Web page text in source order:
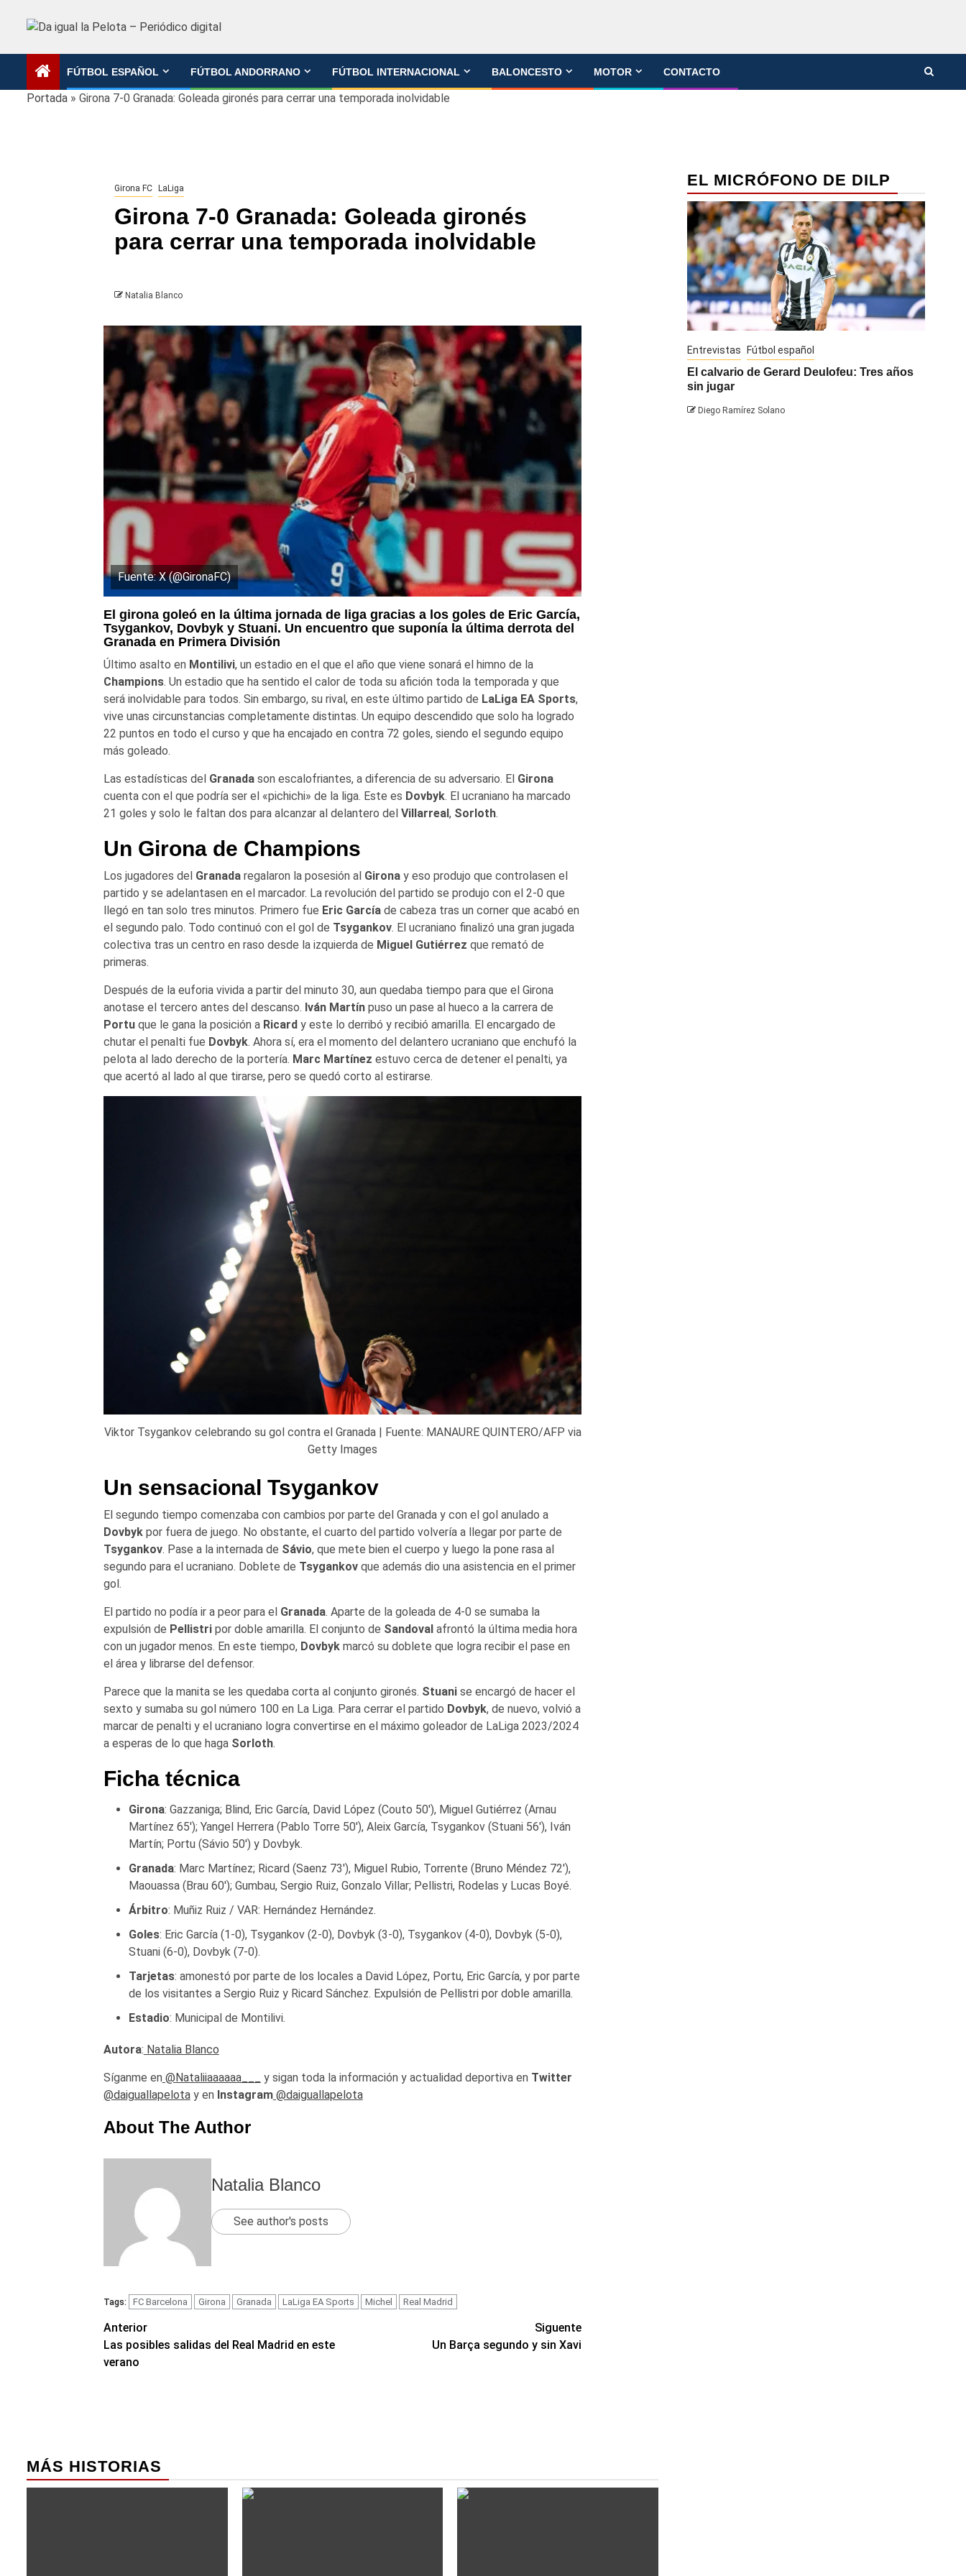
FÚTBOL ESPAÑOL FÚTBOL ANDORRANO FÚTBOL INTERNACIONAL BALONCESTO MOTOR CONTACTO
Portada » Girona 7-0 Granada: Goleada gironés para cerrar una temporada inolvidable
Girona FC LaLiga
Girona 7-0 Granada: Goleada gironés
para cerrar una temporada inolvidable
Natalia Blanco
Fuente: X (@GironaFC)
El girona goleó en la última jornada de liga gracias a los goles de Eric García,
Tsygankov, Dovbyk y Stuani. Un encuentro que suponía la última derrota del
Granada en Primera División
Último asalto en Montilivi, un estadio en el que el año que viene sonará el himno de la
Champions. Un estadio que ha sentido el calor de toda su afición toda la temporada y que
será inolvidable para todos. Sin embargo, su rival, en este último partido de LaLiga EA Sports,
vive unas circunstancias completamente distintas. Un equipo descendido que solo ha logrado
22 puntos en todo el curso y que ha encajado en contra 72 goles, siendo el segundo equipo
más goleado.
Las estadísticas del Granadason escalofriantes, a diferencia de su adversario. El Girona
cuenta con el que podría ser el «pichichi» de la liga. Este es Dovbyk. El ucraniano ha marcado
21 goles y solo le faltan dos para alcanzar al delantero del Villarreal, Sorloth.
Un Girona de Champions
Los jugadores del Granadaregalaron la posesión al Gironay eso produjo que controlasen el
partido y se adelantasen en el marcador. La revolución del partido se produjo con el 2-0 que
llegó en tan solo tres minutos. Primero fue Eric Garcíade cabeza tras un corner que acabó en
el segundo palo. Todo continuó con el gol de Tsygankov. El ucraniano finalizó una gran jugada
colectiva tras un centro en raso desde la izquierda de Miguel Gutiérrez que remató de
primeras.
Después de la euforia vivida a partir del minuto 30, aun quedaba tiempo para que el Girona
anotase el tercero antes del descanso. Iván Martínpuso un pase al hueco a la carrera de
Portuque le gana la posición a Ricardy este lo derribó y recibió amarilla. El encargado de
chutar el penalti fue Dovbyk. Ahora sí, era el momento del delantero ucraniano que enchufó la
pelota al lado derecho de la portería. Marc Martínez estuvo cerca de detener el penalti, ya
que acertó al lado al que tirarse, pero se quedó corto al estirarse.
Viktor Tsygankov celebrando su gol contra el Granada | Fuente: MANAURE QUINTERO/AFP via
Getty Images
Un sensacional Tsygankov
El segundo tiempo comenzaba con cambios por parte del Granada y con el gol anulado a
Dovbykpor fuera de juego. No obstante, el cuarto del partido volvería a llegar por parte de
Tsygankov. Pase a la internada de Sávio, que mete bien el cuerpo y luego la pone rasa al
segundo para el ucraniano. Doblete de Tsygankovque además dio una asistencia en el primer
gol.
El partido no podía ir a peor para el Granada. Aparte de la goleada de 4-0 se sumaba la
expulsión de Pellistripor doble amarilla. El conjunto de Sandoval afrontó la última media hora
con un jugador menos. En este tiempo, Dovbykmarcó su doblete que logra recibir el pase en
el área y librarse del defensor.
Parece que la manita se les quedaba corta al conjunto gironés. Stuanise encargó de hacer el
sexto y sumaba su gol número 100 en La Liga. Para cerrar el partido Dovbyk, de nuevo, volvió a
marcar de penalti y el ucraniano logra convertirse en el máximo goleador de LaLiga 2023/2024
a esperas de lo que haga Sorloth.
Ficha técnica
Girona: Gazzaniga; Blind, Eric García, David López (Couto 50′), Miguel Gutiérrez (Arnau
Martínez 65′); Yangel Herrera (Pablo Torre 50′), Aleix García, Tsygankov (Stuani 56′), Iván
Martín; Portu (Sávio 50′) y Dovbyk.
Granada: Marc Martínez; Ricard (Saenz 73′), Miguel Rubio, Torrente (Bruno Méndez 72′),
Maouassa (Brau 60′); Gumbau, Sergio Ruiz, Gonzalo Villar; Pellistri, Rodelas y Lucas Boyé.
Árbitro: Muñiz Ruiz / VAR: Hernández Hernández.
Goles: Eric García (1-0), Tsygankov (2-0), Dovbyk (3-0), Tsygankov (4-0), Dovbyk (5-0),
Stuani (6-0), Dovbyk (7-0).
Tarjetas: amonestó por parte de los locales a David López, Portu, Eric García, y por parte
de los visitantes a Sergio Ruiz y Ricard Sánchez. Expulsión de Pellistri por doble amarilla.
Estadio: Municipal de Montilivi.
Autora: Natalia Blanco
Síganme en @Nataliiaaaaaa___ y sigan toda la información y actualidad deportiva en Twitter
@daiguallapelotay en Instagram@daiguallapelota
About The Author
Natalia Blanco
See author's posts
Tags: FC Barcelona Girona Granada LaLiga EA Sports Michel Real Madrid
Navegación
de
Anterior
Las posibles salidas del Real Madrid en este
verano
Siguente
Un Barça segundo y sin Xavi
MÁS HISTORIAS
EL MICRÓFONO DE DILP
Entrevistas Fútbol español
El calvario de Gerard Deulofeu: Tres años
sin jugar
Diego Ramírez Solano